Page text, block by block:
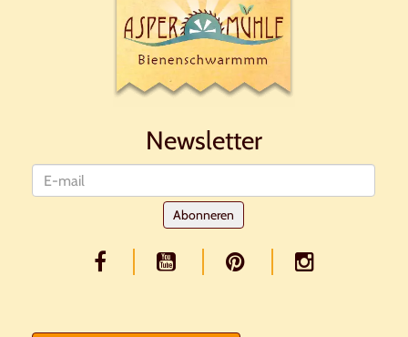
Newsletter
Abonneren